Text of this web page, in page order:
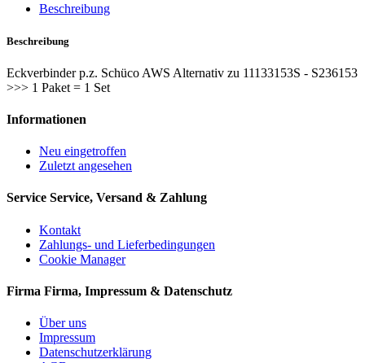
Beschreibung
Beschreibung
Eckverbinder p.z. Schüco AWS Alternativ zu 11133153S - S236153
>>> 1 Paket = 1 Set
Informationen
Neu eingetroffen
Zuletzt angesehen
Service Service, Versand & Zahlung
Kontakt
Zahlungs- und Lieferbedingungen
Cookie Manager
Firma Firma, Impressum & Datenschutz
Über uns
Impressum
Datenschutzerklärung